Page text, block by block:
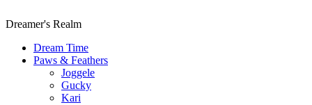
Dreamer's Realm
Dream Time
Paws & Feathers
Joggele
Gucky
Kari